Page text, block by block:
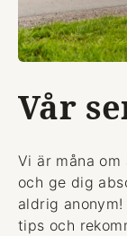
Vår
Vi är måna
och ge dig
aldrig
tips och